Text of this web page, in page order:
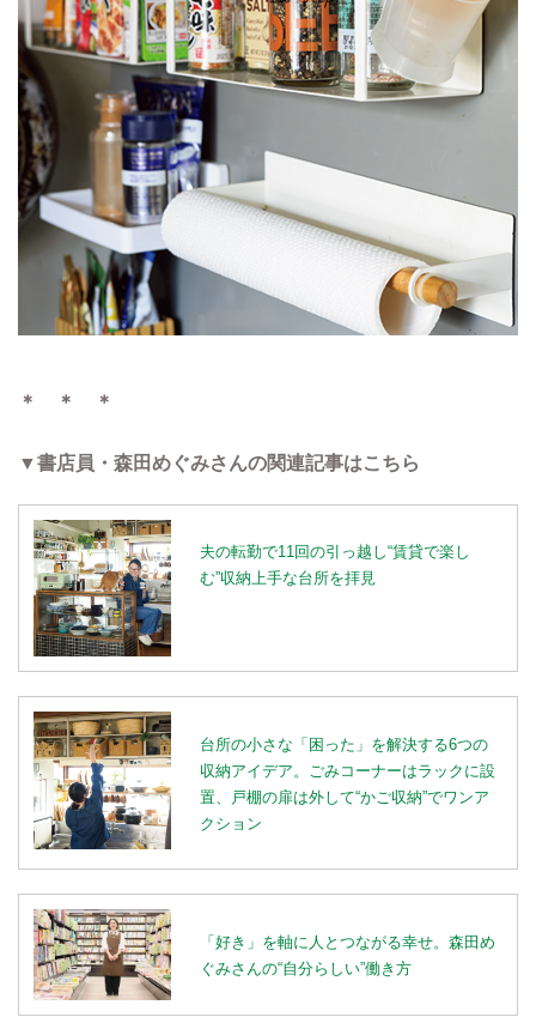
＊ ＊ ＊
▼書店員・森田めぐみさんの関連記事はこちら
夫の転勤で11回の引っ越し“賃貸で楽し
む”収納上手な台所を拝見
台所の小さな「困った」を解決する6つの
収納アイデア。ごみコーナーはラックに設
置、戸棚の扉は外して“かご収納”でワンア
クション
「好き」を軸に人とつながる幸せ。森田め
ぐみさんの“自分らしい”働き方